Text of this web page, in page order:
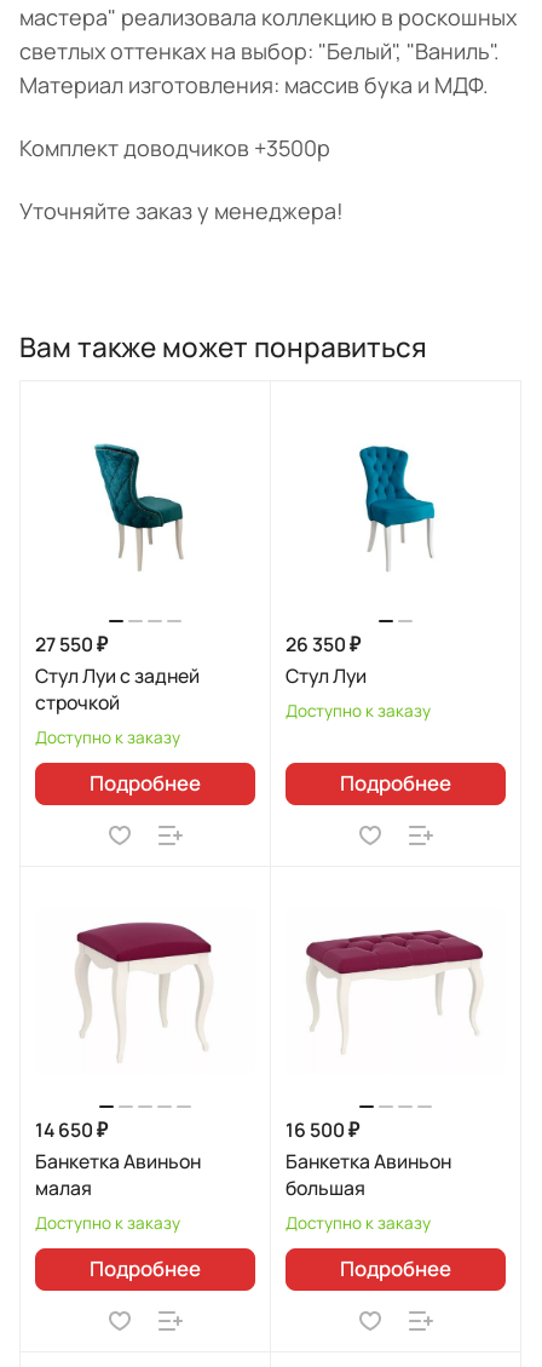
мастера" реализовала коллекцию в роскошных
светлых оттенках на выбор: "Белый", "Ваниль".
Материал изготовления: массив бука и МДФ.
Комплект доводчиков +3500р
Уточняйте заказ у менеджера!
Вам также может понравиться
27 550 ₽
Стул Луи с задней
строчкой
Доступно к заказу
Подробнее
26 350 ₽
Стул Луи
Доступно к заказу
Подробнее
14 650 ₽
Банкетка Авиньон
малая
Доступно к заказу
Подробнее
16 500 ₽
Банкетка Авиньон
большая
Доступно к заказу
Подробнее